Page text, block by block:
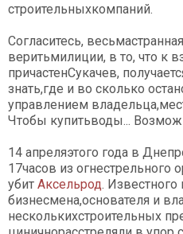
строительныхкомпаний.
Согласитесь,
веритьмилиции, в то, что к
причастенСукачев,
знать,где и во сколько
управлением
Чтобы купитьводы...
14 апреляэтого года в
17часов из огнестрельного
убит Аксельрод. Известного
бизнесмена,основателя и
несколькихстроительных